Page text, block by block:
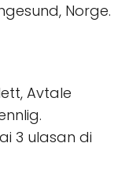
Norge.
Avtale
3 ulasan di